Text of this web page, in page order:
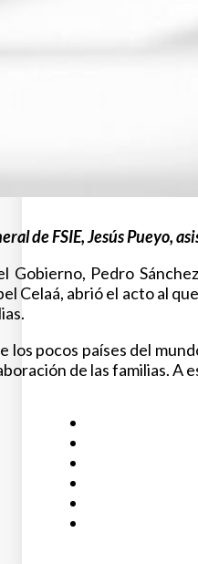
de FSIE, Jesús Pueyo,
Gobierno, Pedro
Celaá, abrió el acto al
los pocos países del
de las familias. A